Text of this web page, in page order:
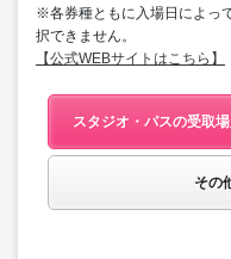
※各券種ともに入場日によっ
択できません。
【公式WEBサイトはこちら】
スタジオ・パスの受取
その